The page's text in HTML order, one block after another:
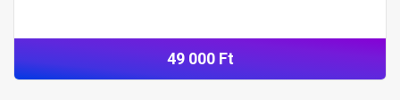
49 000 Ft